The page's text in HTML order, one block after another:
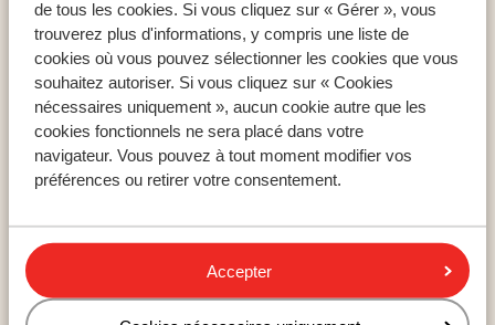
de tous les cookies. Si vous cliquez sur « Gérer », vous
trouverez plus d'informations, y compris une liste de
cookies où vous pouvez sélectionner les cookies que vous
souhaitez autoriser. Si vous cliquez sur « Cookies
nécessaires uniquement », aucun cookie autre que les
cookies fonctionnels ne sera placé dans votre
navigateur. Vous pouvez à tout moment modifier vos
préférences ou retirer votre consentement.
Accepter
Pays populaires
Espagne
Égypte
Tunisie
Régions populaires